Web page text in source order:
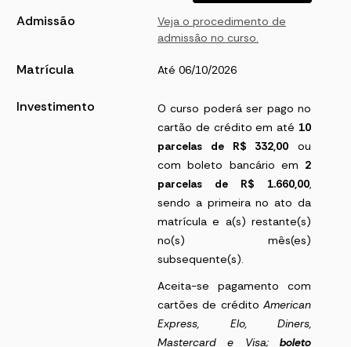
Admissão
Veja o procedimento de
admissão no curso.
Matrícula Até 06/10/2026
Investimento
O curso poderá ser pago no
cartão de crédito em até 10
parcelas de R$ 332,00 ou
com boleto bancário em 2
parcelas de R$ 1.660,00,
sendo a primeira no ato da
matrícula e a(s) restante(s)
no(s) mês(es)
subsequente(s).
Aceita-se pagamento com
cartões de crédito American
Express, Elo, Diners,
Mastercard e Visa; boleto